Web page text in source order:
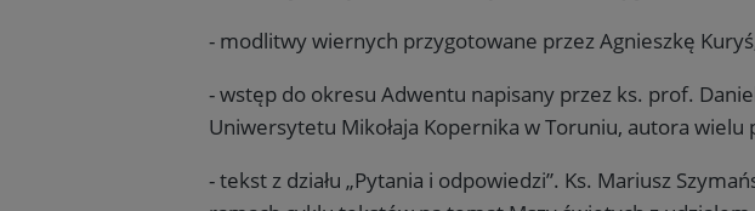
- modlitwy wiernych przygotowane przez Agnieszkę
- wstęp do okresu Adwentu napisany przez ks. prof.
Uniwersytetu Mikołaja Kopernika w Toruniu, autora
- tekst z działu „Pytania i odpowiedzi”. Ks. Mariusz